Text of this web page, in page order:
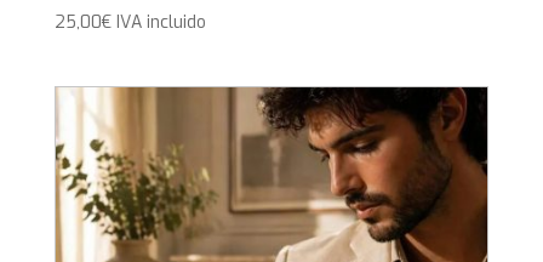
25,00€ IVA incluido